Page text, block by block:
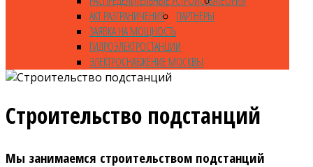
АКТ РАЗГРАНИЧЕНИЯ
ЗАЯВКА НА МОЩНОСТЬ
ГИДРОЭЛЕКТРОСТАНЦИИ
ЭЛЕКТРОСНАБЖЕНИЕ МОСКВЫ
ПАРТНЁРЫ
Строительство подстанций
Мы занимаемся строительством подстанций